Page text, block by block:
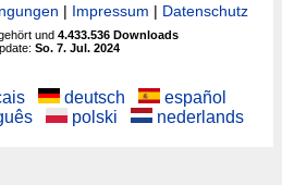
| Impressum | Datenschutz
und4.433.536 Downloads
So. 7. Jul. 2024
deutsch
español
polski nederlands